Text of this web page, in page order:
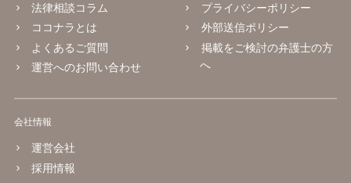
法律相談コラム
ココナラとは
よくあるご質問
運営へのお問い合わせ
プライバシーポリシー
外部送信ポリシー
掲載をご検討の弁護士の方
へ
会社情報
運営会社
採用情報